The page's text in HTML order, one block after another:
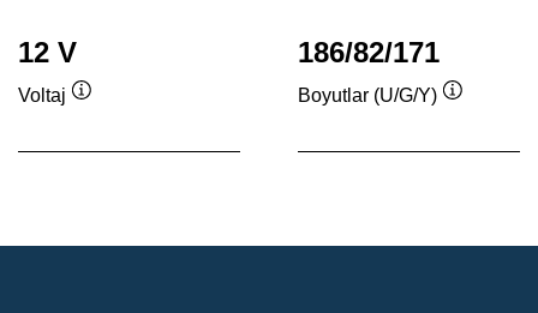
12 V
Voltaj
186/82/171
Boyutlar (U/G/Y)